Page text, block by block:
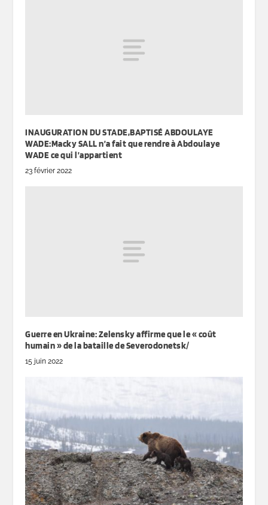
INAUGURATION DU STADE,BAPTISÉ ABDOULAYE
WADE:Macky SALL n’a fait que rendre à Abdoulaye
WADE ce qui l’appartient
23 février 2022
Guerre en Ukraine: Zelensky affirme que le « coût
humain » de la bataille de Severodonetsk/
15 juin 2022